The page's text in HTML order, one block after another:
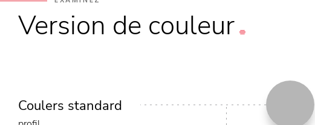
Version de couleur
Coulers standard